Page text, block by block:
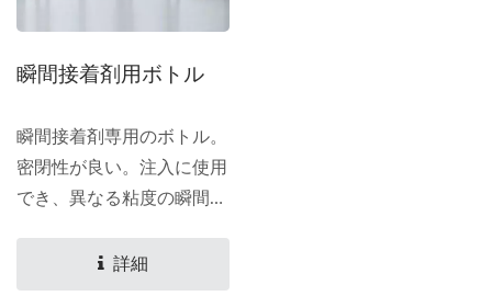
瞬間接着剤用ボトル
瞬間接着剤専用のボトル。
密閉性が良い。注入に使用
でき、異なる粘度の瞬間接
容量のサイズがあります。
詳細